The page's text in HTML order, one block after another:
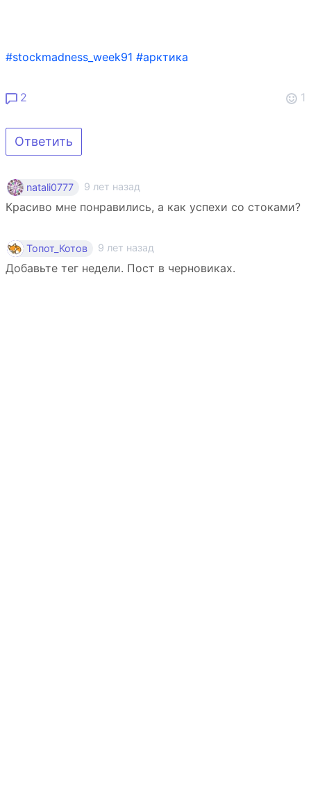
#stockmadness_week91 #арктика
2 1
Ответить
natali0777 9 лет назад
Красиво мне понравились, а как успехи со стоками?
Топот_Котов 9 лет назад
Добавьте тег недели. Пост в черновиках.